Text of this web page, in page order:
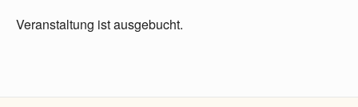
Veranstaltung ist ausgebucht.